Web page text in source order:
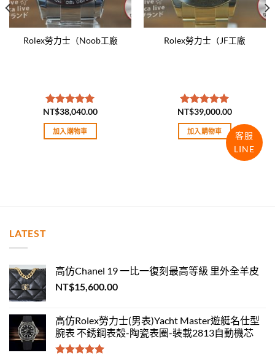
Rolex勞力士（Noob工廠
評分5.00
滿分 5
NT$38,040.00
加入購物車
Rolex勞力士（JF工廠
評分5.00
滿分 5
NT$39,000.00
加入購物車
LATEST
高仿Chanel 19 一比一復刻最高等級 里外全羊皮
NT$15,600.00
高仿Rolex勞力士(男表)Yacht Master遊艇名仕型
腕表 不銹鋼表殼-陶瓷表圈-裝載2813自動機芯
客服
LINE